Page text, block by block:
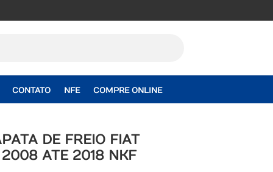
CONTATO NFE COMPRE ONLINE
DE FREIO FIAT
ATE 2018 NKF